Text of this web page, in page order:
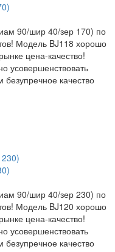
90/шир 40/зер 170) по
Модель BJ118 хорошо
цена-качество!
усовершенствовать
качество
90/шир 40/зер 230) по
Модель BJ120 хорошо
цена-качество!
усовершенствовать
качество